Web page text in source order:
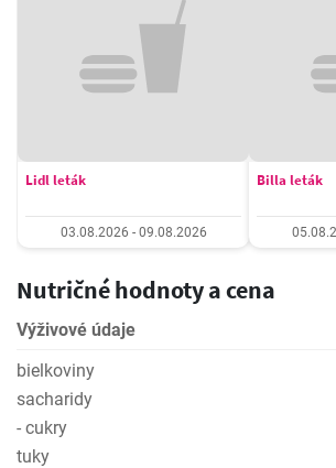
Lidl leták
03.08.2026 - 09.08.2026
Billa leták
Nutričné hodnoty a cena
Výživové údaje
bielkoviny
sacharidy
- cukry
tuky